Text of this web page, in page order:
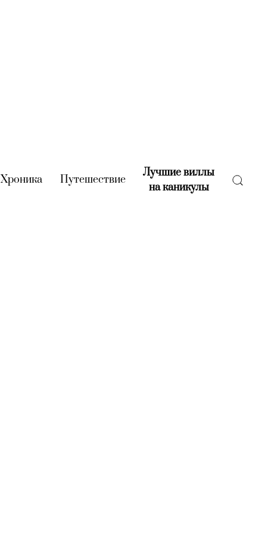
Хроника (current)
Путешествие(current)
Лучшие виллы
на каникулы(current)